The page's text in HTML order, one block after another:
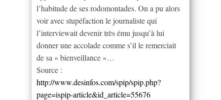
l’habitude de ses rodomontades. On a pu alors
voir avec stupéfaction le journaliste qui
l’interviewait devenir très ému jusqu’à lui
donner une accolade comme s’il le remerciait
de sa « bienveillance »…
Source :
http://www.desinfos.com/spip/spip.php?
page=ispip-article&id_article=55676